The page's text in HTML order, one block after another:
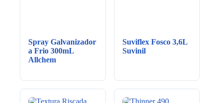
Spray Galvanizador
a Frio 300mL
Allchem
Suviflex Fosco 3,6L
Suvinil